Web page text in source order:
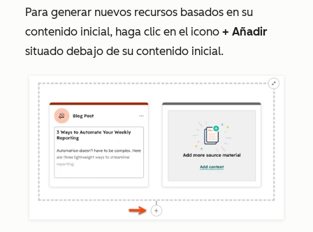
Para generar nuevos recursos basados en su
contenido inicial, haga clic en el icono + Añadir
situado debajo de su contenido inicial.